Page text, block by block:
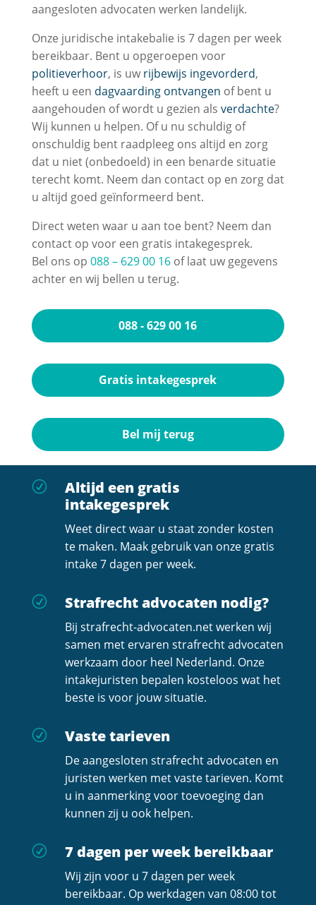
aangesloten advocaten werken landelijk.
Onze juridische intakebalie is 7 dagen per week
bereikbaar. Bent u opgeroepen voor
politieverhoor, is uw rijbewijs ingevorderd,
heeft u een dagvaarding ontvangen of bent u
aangehouden of wordt u gezien als verdachte?
Wij kunnen u helpen. Of u nu schuldig of
onschuldig bent raadpleeg ons altijd en zorg
dat u niet (onbedoeld) in een benarde situatie
terecht komt. Neem dan contact op en zorg dat
u altijd goed geïnformeerd bent.
Direct weten waar u aan toe bent? Neem dan
contact op voor een gratis intakegesprek.
Bel ons op 088 – 629 00 16of laat uw gegevens
achter en wij bellen u terug.
088 - 629 00 16
Gratis intakegesprek
Bel mij terug
R
Altijd een gratis
intakegesprek
Weet direct waar u staat zonder kosten
te maken. Maak gebruik van onze gratis
intake 7 dagen per week.
R Strafrecht advocaten nodig?
Bij strafrecht-advocaten.net werken wij
samen met ervaren strafrecht advocaten
werkzaam door heel Nederland. Onze
intakejuristen bepalen kosteloos wat het
beste is voor jouw situatie.
R Vaste tarieven
De aangesloten strafrecht advocaten en
juristen werken met vaste tarieven. Komt
u in aanmerking voor toevoeging dan
kunnen zij u ook helpen.
R 7 dagen per week bereikbaar
Wij zijn voor u 7 dagen per week
bereikbaar. Op werkdagen van 08:00 tot